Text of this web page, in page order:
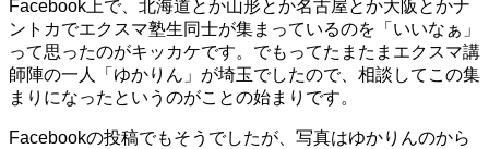
Facebook上で、北海道とか山形とか名古屋とか大阪とかナ
ントカでエクスマ塾生同士が集まっているのを「いいなぁ」
って思ったのがキッカケです。でもってたまたまエクスマ講
師陣の一人「ゆかりん」が埼玉でしたので、相談してこの集
まりになったというのがことの始まりです。
Facebookの投稿でもそうでしたが、写真はゆかりんのから